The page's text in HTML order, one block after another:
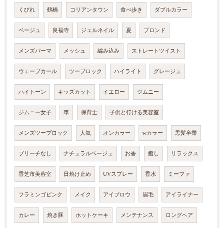
くびれ 鶴橋 コリアンタウン 食べ歩き ダブルカラー
ベージュ 良福寺 ジェルネイル 夏 ブロンド
メンズパーマ メッシュ 編み込み ストレートツイスト
ウェーブカール ツーブロック ハイライト グレージュ
ハイトーン キッズカット イエロー ジムニー
ジムニー女子 車 保育士 子供と行ける美容室
メンズツーブロック 人気 オンカラー wカラー 黒髪卒業
ブリーチなし ナチュラルベージュ お香 癒し リラックス
香芝市美容室 日焼け止め UVスプレー 香水 ミーファ
フラミンゴピンク メイク アイブロウ 眉毛 アイライナー
カレー 焼き豚 ホットケーキ メンテナンス ロングヘア